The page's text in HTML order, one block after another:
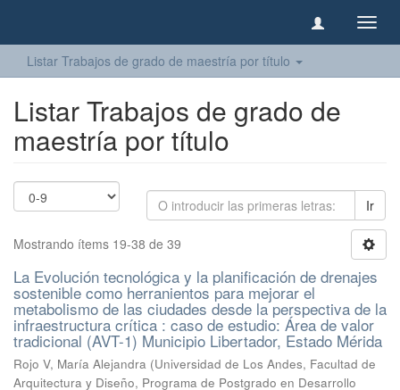
Listar Trabajos de grado de maestría por título
Listar Trabajos de grado de
maestría por título
Ir
Mostrando ítems 19-38 de 39
La Evolución tecnológica y la planificación de drenajes
sostenible como herranientos para mejorar el
metabolismo de las ciudades desde la perspectiva de la
infraestructura crítica : caso de estudio: Área de valor
tradicional (AVT-1) Municipio Libertador, Estado Mérida
Rojo V, María Alejandra (Universidad de Los Andes, Facultad de
Arquitectura y Diseño, Programa de Postgrado en Desarrollo